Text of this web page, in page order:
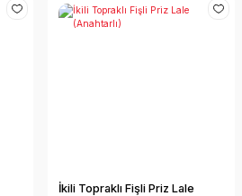
İkili Topraklı Fişli Priz Lale